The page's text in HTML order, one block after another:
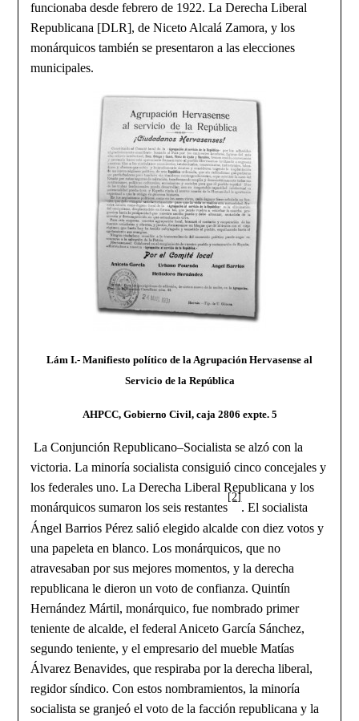
funcionaba desde febrero de 1922. La Derecha Liberal
Republicana [DLR], de Niceto Alcalá Zamora, y los
monárquicos también se presentaron a las elecciones
municipales.
Lám I.- Manifiesto político de la Agrupación Hervasense al
Servicio de la República
AHPCC, Gobierno Civil, caja 2806 expte. 5
La Conjunción Republicano–Socialista se alzó con la
victoria. La minoría socialista consiguió cinco concejales y
los federales uno. La Derecha Liberal Republicana y los
monárquicos sumaron los seis restantes
[2]
. El socialista
Ángel Barrios Pérez salió elegido alcalde con diez votos y
una papeleta en blanco. Los monárquicos, que no
atravesaban por sus mejores momentos, y la derecha
republicana le dieron un voto de confianza. Quintín
Hernández Mártil, monárquico, fue nombrado primer
teniente de alcalde, el federal Aniceto García Sánchez,
segundo teniente, y el empresario del mueble Matías
Álvarez Benavides, que respiraba por la derecha liberal,
regidor síndico. Con estos nombramientos, la minoría
socialista se granjeó el voto de la facción republicana y la